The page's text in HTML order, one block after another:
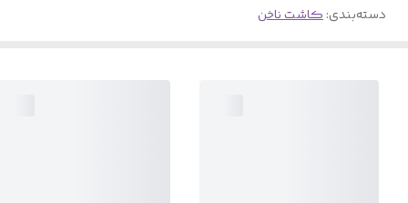
دسته‌بندی:کاشت ناخن